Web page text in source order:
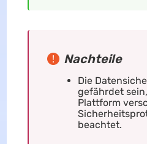
Nachteile
Die
gefährdet
Plattform
beachtet.